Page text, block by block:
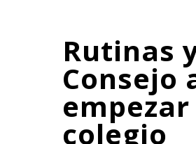
Rutinas
Consejo
empezar
colegio